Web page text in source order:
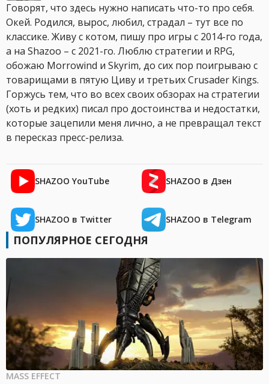
Говорят, что здесь нужно написать что-то про себя.
Окей. Родился, вырос, любил, страдал – тут все по
классике. Живу с котом, пишу про игры с 2014-го года,
а на Shazoo – с 2021-го. Люблю стратегии и RPG,
обожаю Morrowind и Skyrim, до сих пор поигрываю с
товарищами в пятую Циву и третьих Crusader Kings.
Горжусь тем, что во всех своих обзорах на стратегии
(хоть и редких) писал про достоинства и недостатки,
которые зацепили меня лично, а не превращал текст
в пересказ пресс-релиза.
SHAZOO YouTube SHAZOO в Дзен
SHAZOO в Twitter SHAZOO в Telegram
ПОПУЛЯРНОЕ СЕГОДНЯ
MASS EFFECT